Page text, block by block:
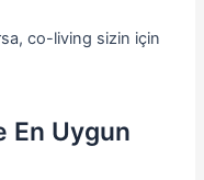
co-living sizin için
En Uygun